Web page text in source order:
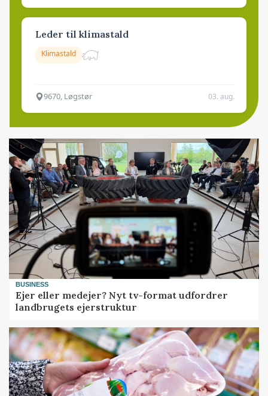
Leder til klimastald
Klimastald
9670, Løgstør 03. aug.
BUSINESS
Ejer eller medejer? Nyt tv-format udfordrer
landbrugets ejerstruktur